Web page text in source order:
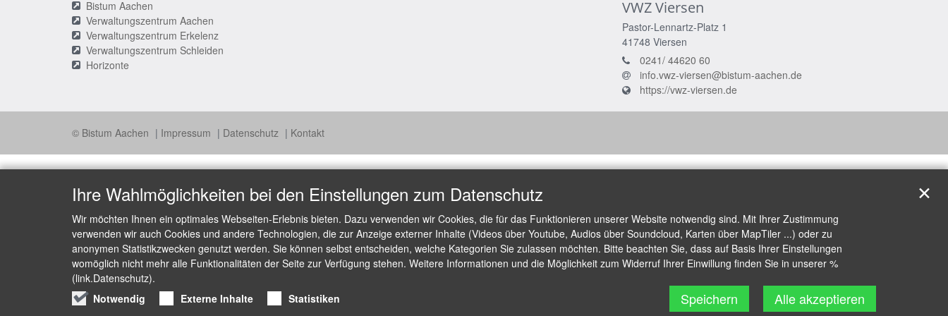
Bistum Aachen
Verwaltungszentrum Aachen
Verwaltungszentrum Erkelenz
Verwaltungszentrum Schleiden
Horizonte
VWZ Viersen
Pastor-Lennartz-Platz 1
41748 Viersen
0241/ 44620 60
info.vwz-viersen@bistum-aachen.de
https://vwz-viersen.de
© Bistum Aachen Impressum Datenschutz Kontakt
Ihre Wahlmöglichkeiten bei den Einstellungen zum Datenschutz
Wir möchten Ihnen ein optimales Webseiten-Erlebnis bieten. Dazu verwenden wir Cookies, die für das Funktionieren unserer Website notwendig sind. Mit Ihrer Zustimmung
verwenden wir auch Cookies und andere Technologien, die zur Anzeige externer Inhalte (Videos über Youtube, Audios über Soundcloud, Karten über MapTiler ...) oder zu
anonymen Statistikzwecken genutzt werden. Sie können selbst entscheiden, welche Kategorien Sie zulassen möchten. Bitte beachten Sie, dass auf Basis Ihrer Einstellungen
womöglich nicht mehr alle Funktionalitäten der Seite zur Verfügung stehen. Weitere Informationen und die Möglichkeit zum Widerruf Ihrer Einwillung finden Sie in unserer %
(link.Datenschutz).
Notwendig
Externe Inhalte Statistiken Speichern Alle akzeptieren
✕